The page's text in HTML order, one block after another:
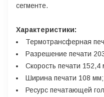
сегменте.
Характеристики:
Термотрансферная
Разрешение печати
Скорость печати 152,4
Ширина печати 108 мм;
Ресурс печатающей